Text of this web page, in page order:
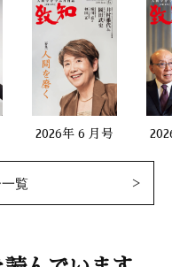
ない」
2026年 6 月号
覧